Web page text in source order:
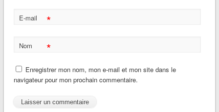
E-mail *
Nom *
Enregistrer mon nom, mon e-mail et mon site dans le
navigateur pour mon prochain commentaire.